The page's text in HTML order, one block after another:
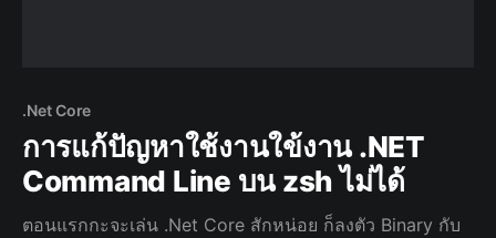
.Net Core
การแก้ปัญหาใช้งานใข้งาน .NET
Command Line บน zsh ไม่ได้
ตอนแรกกะจะเล่น .Net Core สักหน่อย ก็ลงตัว Binary กับ